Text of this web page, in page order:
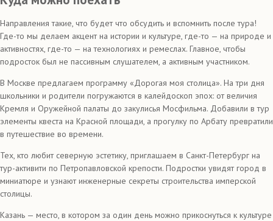
Направления такие, что будет что обсудить и вспомнить после тура!
Где-то мы делаем акцент на истории и культуре, где-то — на природе и
активностях, где-то — на технологиях и ремеслах. Главное, чтобы
подросток был не пассивным слушателем, а активным участником.
В Москве предлагаем программу «Дорогая моя столица». На три дня
школьники и родители погружаются в калейдоскоп эпох: от величия
Кремля и Оружейной палаты до закулисья Мосфильма. Добавили в тур
элементы квеста на Красной площади, а прогулку по Арбату превратили
в путешествие во времени.
Тех, кто любит северную эстетику, приглашаем в Санкт-Петербург на
тур-активити по Петропавловской крепости. Подростки увидят город в
миниатюре и узнают инженерные секреты строительства имперской
столицы.
Казань — место, в котором за один день можно прикоснуться к культуре